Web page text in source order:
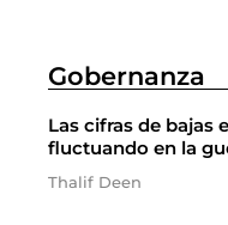
Gobernanza
Las cifras de bajas
fluctuando en la
Thalif Deen